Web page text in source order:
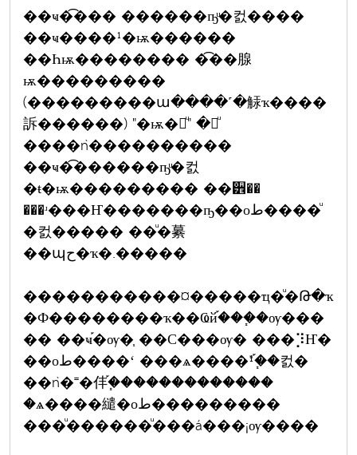
��ҹ�͡��� ������ҧͧ�컰����
��ҹ����¹�ѭ������
��Һѭ�������� �͡��腺
ѭ���������
(���������ա����˹�觨ҡ����
訴������) "�ѭ�շͧ" �繷ͧ
����ǹ����������
��ҹ�͡������ҧͧ�컰
�ŧ�ѭ��������� ��੾��
���ʴ���Ҥ�������ҧ��оط����ͧ
�컰����� ��ͧ�繤
��պح�ҡ�.�����
�����������¤�����ҵ�ͧ�Թ�ҡ
�Ф��������ҡ��Ҩй֡���֧�ѹ���
�� ��ҹ֡�ѹ�֧ ��С���ѹ� ���⡹Ҥ�
��оط����ʻ ���ѧ����¹֡�֧ͧ�컰�
��ǹ�˭�仹֡�֧������������
�ѧ����繾�оط���������
���ͧ������ͧ���á���¡ѹ����